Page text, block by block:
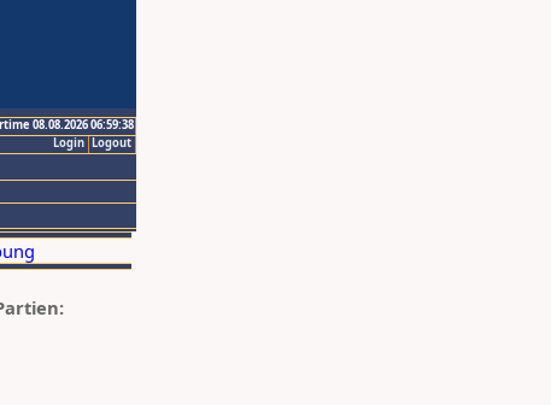
08.08.2026 06:59:38
Logout
Login